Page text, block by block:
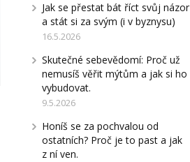
Jak se přestat bát říct svůj názor
a stát si za svým (i v byznysu)
16.5.2026
Skutečné sebevědomí: Proč už
nemusíš věřit mýtům a jak si ho
vybudovat.
9.5.2026
Honíš se za pochvalou od
ostatních? Proč je to past a jak
z ní ven.